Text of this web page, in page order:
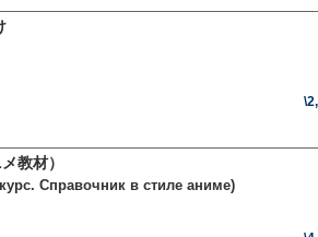
メ教材）
Справочник в стиле аниме)